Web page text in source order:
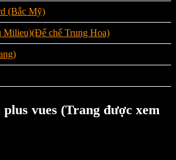
(Bắc Mỹ)
Milieu)(Đế chế Trung Hoa)
plus vues (Trang được xem